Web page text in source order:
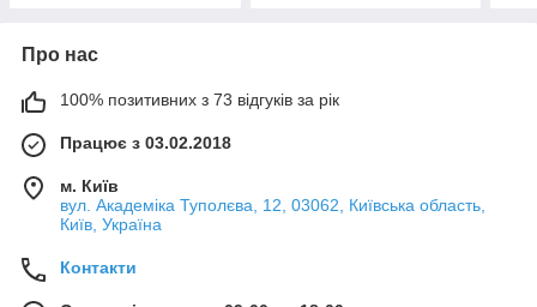
Про нас
100% позитивних з 73 відгуків за рік
Працює з 03.02.2018
м. Київ
вул. Академіка Туполєва, 12, 03062, Київська область,
Київ, Україна
Контакти